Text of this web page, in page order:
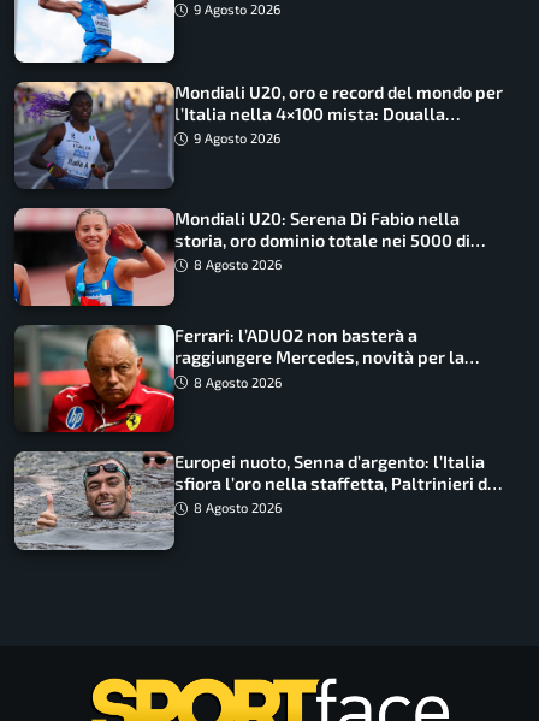
9 Agosto 2026
Mondiali U20, oro e record del mondo per
l’Italia nella 4×100 mista: Doualla
straordinaria
9 Agosto 2026
Mondiali U20: Serena Di Fabio nella
storia, oro dominio totale nei 5000 di
marcia
8 Agosto 2026
Ferrari: l’ADUO2 non basterà a
raggiungere Mercedes, novità per la
Macarena
8 Agosto 2026
Europei nuoto, Senna d’argento: l’Italia
sfiora l’oro nella staffetta, Paltrinieri da
urlo, il bilancio azzurro
8 Agosto 2026